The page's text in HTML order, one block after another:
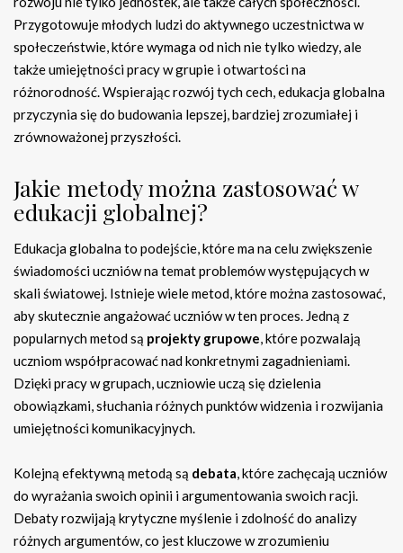
Przygotowuje młodych ludzi do aktywnego uczestnictwa w
społeczeństwie, które wymaga od nich nie tylko wiedzy, ale
także umiejętności pracy w grupie i otwartości na
różnorodność. Wspierając rozwój tych cech, edukacja globalna
przyczynia się do budowania lepszej, bardziej zrozumiałej i
zrównoważonej przyszłości.
Jakie metody można zastosować w
edukacji globalnej?
Edukacja globalna to podejście, które ma na celu zwiększenie
świadomości uczniów na temat problemów występujących w
skali światowej. Istnieje wiele metod, które można zastosować,
aby skutecznie angażować uczniów w ten proces. Jedną z
popularnych metod są projekty grupowe, które pozwalają
uczniom współpracować nad konkretnymi zagadnieniami.
Dzięki pracy w grupach, uczniowie uczą się dzielenia
obowiązkami, słuchania różnych punktów widzenia i rozwijania
umiejętności komunikacyjnych.
Kolejną efektywną metodą są debata, które zachęcają uczniów
do wyrażania swoich opinii i argumentowania swoich racji.
Debaty rozwijają krytyczne myślenie i zdolność do analizy
różnych argumentów, co jest kluczowe w zrozumieniu